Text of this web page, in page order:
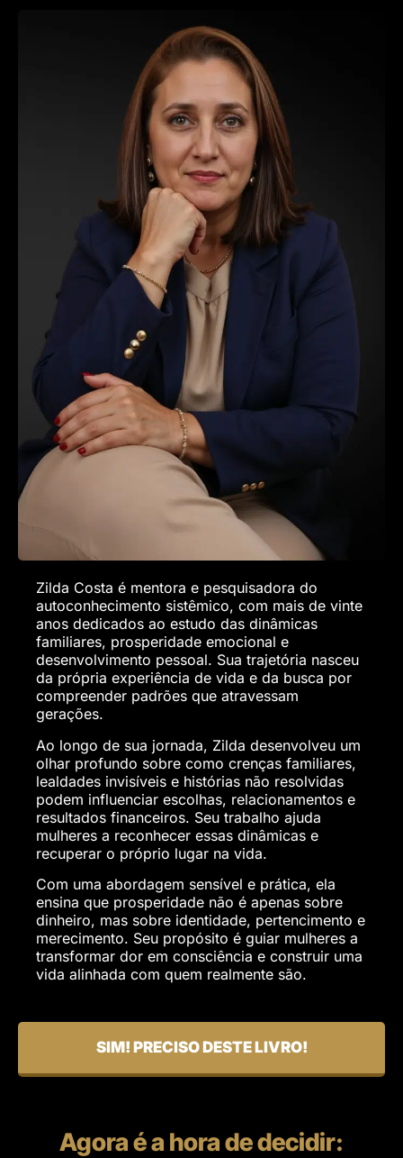
Zilda Costa é mentora e pesquisadora do
autoconhecimento sistêmico, com mais de vinte
anos dedicados ao estudo das dinâmicas
familiares, prosperidade emocional e
desenvolvimento pessoal. Sua trajetória nasceu
da própria experiência de vida e da busca por
compreender padrões que atravessam
gerações.
Ao longo de sua jornada, Zilda desenvolveu um
olhar profundo sobre como crenças familiares,
lealdades invisíveis e histórias não resolvidas
podem influenciar escolhas, relacionamentos e
resultados financeiros. Seu trabalho ajuda
mulheres a reconhecer essas dinâmicas e
recuperar o próprio lugar na vida.
Com uma abordagem sensível e prática, ela
ensina que prosperidade não é apenas sobre
dinheiro, mas sobre identidade, pertencimento e
merecimento. Seu propósito é guiar mulheres a
transformar dor em consciência e construir uma
vida alinhada com quem realmente são.
SIM! PRECISO DESTE LIVRO!
Agora é a hora de decidir: